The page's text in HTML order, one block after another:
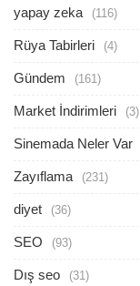
yapay zeka (116)
Rüya Tabirleri (4)
Gündem (161)
Market İndirimleri (3)
Sinemada Neler Var
Zayıflama (231)
diyet (36)
SEO (93)
Dış seo (31)